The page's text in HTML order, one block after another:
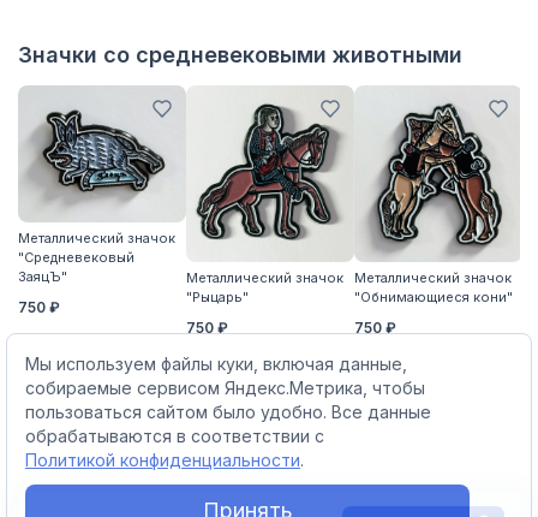
Значки со средневековыми животными
Металлический значок
"Средневековый
ЗаяцЪ"
750 ₽
Металлический значок
"Рыцарь"
750 ₽
Металлический значок
"Обнимающиеся кони"
750 ₽
Мы используем файлы куки, включая данные,
собираемые сервисом Яндекс.Метрика, чтобы
пользоваться сайтом было удобно. Все данные
обрабатываются в соответствии с
Политикой конфиденциальности.
Принять